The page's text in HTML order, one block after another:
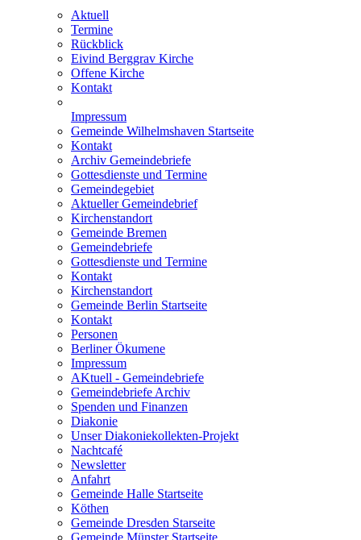
Aktuell
Termine
Rückblick
Eivind Berggrav Kirche
Offene Kirche
Kontakt
Impressum
Gemeinde Wilhelmshaven Startseite
Kontakt
Archiv Gemeindebriefe
Gottesdienste und Termine
Gemeindegebiet
Aktueller Gemeindebrief
Kirchenstandort
Gemeinde Bremen
Gemeindebriefe
Gottesdienste und Termine
Kontakt
Kirchenstandort
Gemeinde Berlin Startseite
Kontakt
Personen
Berliner Ökumene
Impressum
AKtuell - Gemeindebriefe
Gemeindebriefe Archiv
Spenden und Finanzen
Diakonie
Unser Diakoniekollekten-Projekt
Nachtcafé
Newsletter
Anfahrt
Gemeinde Halle Startseite
Köthen
Gemeinde Dresden Starseite
Gemeinde Münster Startseite